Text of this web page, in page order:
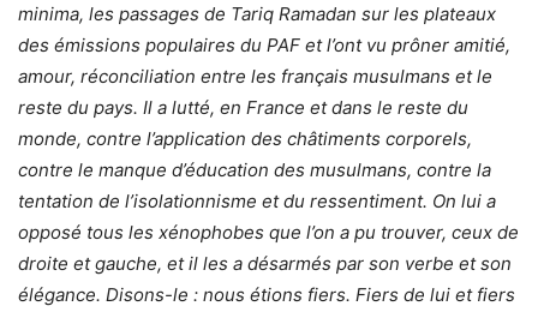
minima, les passages de Tariq Ramadan sur les plateaux
des émissions populaires du PAF et l’ont vu prôner amitié,
amour, réconciliation entre les français musulmans et le
reste du pays. Il a lutté, en France et dans le reste du
monde, contre l’application des châtiments corporels,
contre le manque d’éducation des musulmans, contre la
tentation de l’isolationnisme et du ressentiment. On lui a
opposé tous les xénophobes que l’on a pu trouver, ceux de
droite et gauche, et il les a désarmés par son verbe et son
élégance. Disons-le : nous étions fiers. Fiers de lui et fiers